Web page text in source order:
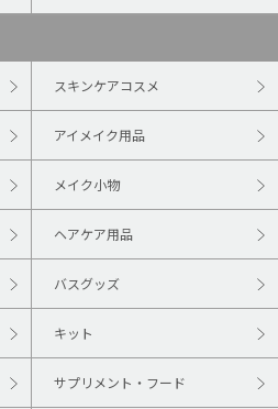
スキンケアコスメ
アイメイク用品
メイク小物
ヘアケア用品
バスグッズ
キット
サプリメント・フード